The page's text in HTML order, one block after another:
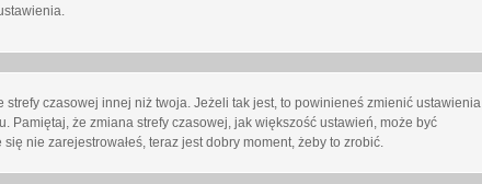
czasowej innej niż twoja. Jeżeli tak jest, to powinieneś zmienić ustawienia
że zmiana strefy czasowej, jak większość ustawień, może być
nie zarejestrowałeś, teraz jest dobry moment, żeby to zrobić.